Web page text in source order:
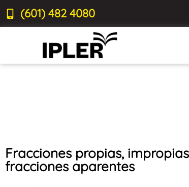
(601) 482 4080
Fracciones propias,
fracciones aparentes